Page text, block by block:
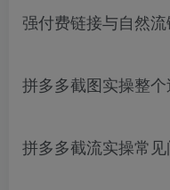
强付费链接与自然
拼多多截图实操整
拼多多截流实操常